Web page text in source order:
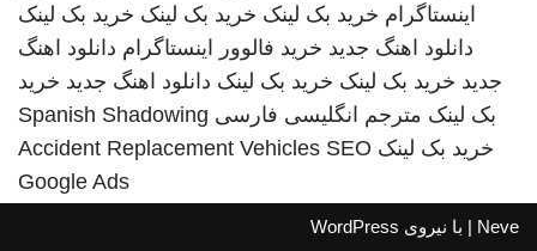
اینستاگرام خرید بک لینک خرید بک لینک خرید بک لینک
دانلود اهنگ جدید خرید فالوور اینستاگرام دانلود اهنگ
جدید خرید بک لینک خرید بک لینک دانلود اهنگ جدید خرید
بک لینک مترجم انگلیسی فارسی Spanish Shadowing
خرید بک لینک
Accident Replacement Vehicles SEO
Google Ads
Neve | با نیروی WordPress